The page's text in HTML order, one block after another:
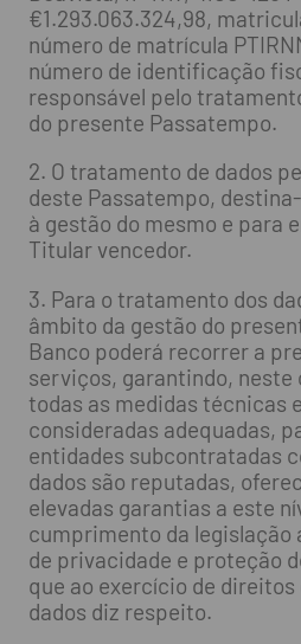
€1.293.063.324,98,
número de matrícula
número de identificação
responsável pelo
do presente Passatempo.
2. O tratamento de dados
deste Passatempo,
à gestão do mesmo e para
Titular vencedor.
3. Para o tratamento dos
âmbito da gestão do
Banco poderá recorrer a
serviços, garantindo, neste
todas as medidas técnicas
consideradas adequadas,
entidades subcontratadas
dados são reputadas,
elevadas garantias a este
cumprimento da legislação
de privacidade e proteção
que ao exercício de
dados diz respeito.